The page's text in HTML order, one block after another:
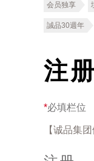
会员独享
誠品30週年
注册
*必填栏位
【诚品集